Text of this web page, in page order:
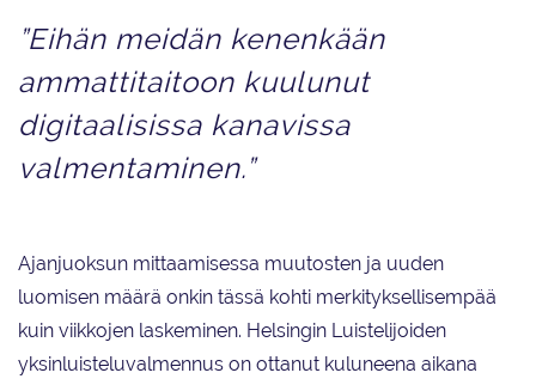
”Eihän meidän kenenkään
ammattitaitoon kuulunut
digitaalisissa kanavissa
valmentaminen.”
Ajanjuoksun mittaamisessa muutosten ja uuden
luomisen määrä onkin tässä kohti merkityksellisempää
kuin viikkojen laskeminen. Helsingin Luistelijoiden
yksinluisteluvalmennus on ottanut kuluneena aikana